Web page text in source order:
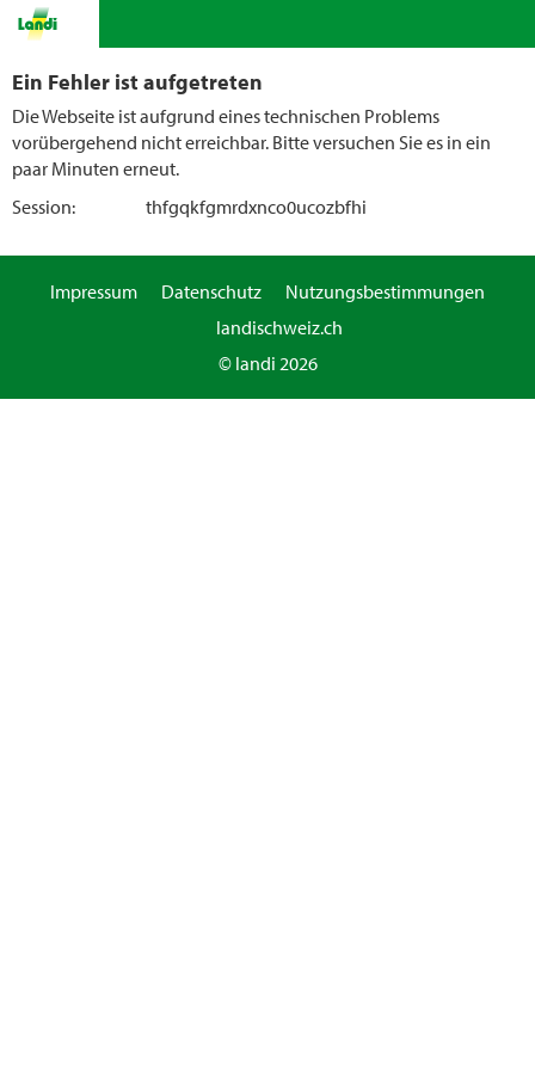
Ein Fehler ist aufgetreten
Die Webseite ist aufgrund eines technischen Problems
vorübergehend nicht erreichbar. Bitte versuchen Sie es in ein
paar Minuten erneut.
Session:
thfgqkfgmrdxnco0ucozbfhi
Impressum Datenschutz
Nutzungsbestimmungen
landischweiz.ch
© landi 2026